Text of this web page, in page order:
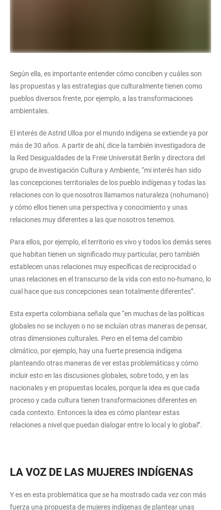
Según ella, es importante entender cómo conciben y cuáles son
las propuestas y las estrategias que culturalmente tienen como
pueblos diversos frente, por ejemplo, a las transformaciones
ambientales.
El interés de Astrid Ulloa por el mundo indígena se extiende ya por
más de 30 años. A partir de ahí, dice la también investigadora de
la Red Desigualdades de la Freie Universität Berlín y directora del
grupo de investigación Cultura y Ambiente, “mi interés han sido
las concepciones territoriales de los pueblo indígenas y todas las
relaciones con lo que nosotros llamamos naturaleza (nohumano)
y cómo ellos tienen una perspectiva y conocimiento y unas
relaciones muy diferentes a las que nosotros tenemos.
Para ellos, por ejemplo, el territorio es vivo y todos los demás seres
que habitan tienen un significado muy particular, pero también
establecen unas relaciones muy específicas de reciprocidad o
unas relaciones en el transcurso de la vida con esto no-humano, lo
cual hace que sus concepciones sean totalmente diferentes”.
Esta experta colombiana señala que “en muchas de las políticas
globales no se incluyen o no se incluían otras maneras de pensar,
otras dimensiones culturales. Pero en el tema del cambio
climático, por ejemplo, hay una fuerte presencia indígena
planteando otras maneras de ver estas problemáticas y cómo
incluir esto en las discusiones globales, sobre todo, y en las
nacionales y en propuestas locales, porque la idea es que cada
proceso y cada cultura tienen transformaciones diferentes en
cada contexto. Entonces la idea es cómo plantear estas
relaciones a nivel que puedan dialogar entre lo local y lo global”.
LA VOZ DE LAS MUJERES INDÍGENAS
Y es en esta problemática que se ha mostrado cada vez con más
fuerza una propuesta de mujeres indígenas de plantear unas